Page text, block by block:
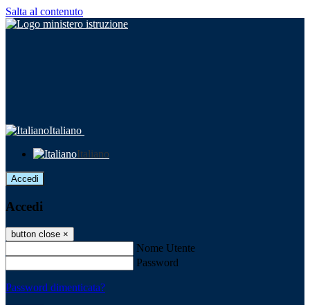
Salta al contenuto
Italiano
Italiano
Accedi
Accedi
button close ×
Nome Utente
Password
Password dimenticata?